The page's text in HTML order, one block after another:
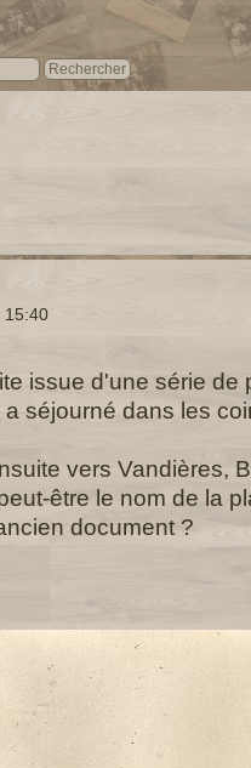
15:40
issue d'une série de
séjourné dans les
vers Vandières,
être le nom de la
document ?